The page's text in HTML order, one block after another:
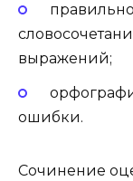
выражений;
ошибки.
Сочинение